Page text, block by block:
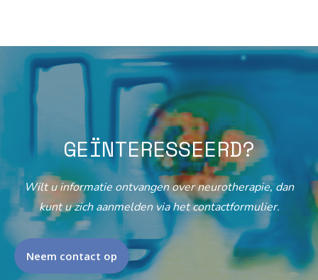
GEÏNTERESSEERD?
Wilt u informatie ontvangen over neurotherapie, dan
kunt u zich aanmelden via het contactformulier.
Neem contact op